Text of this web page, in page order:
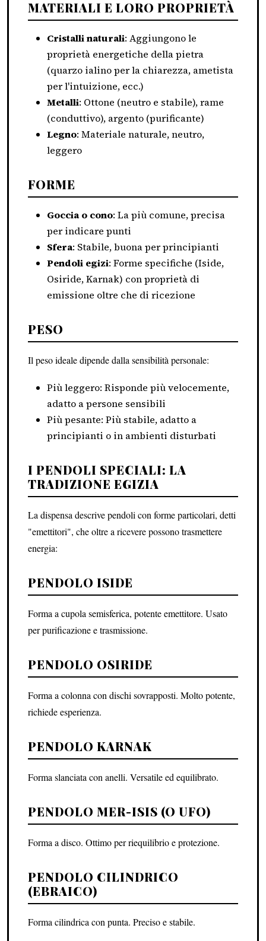
MATERIALI E LORO PROPRIETÀ
Cristalli naturali: Aggiungono le
proprietà energetiche della pietra
(quarzo ialino per la chiarezza, ametista
per l'intuizione, ecc.)
Metalli: Ottone (neutro e stabile), rame
(conduttivo), argento (purificante)
Legno: Materiale naturale, neutro,
leggero
FORME
Goccia o cono: La più comune, precisa
per indicare punti
Sfera: Stabile, buona per principianti
Pendoli egizi: Forme specifiche (Iside,
Osiride, Karnak) con proprietà di
emissione oltre che di ricezione
PESO
Il peso ideale dipende dalla sensibilità personale:
Più leggero: Risponde più velocemente,
adatto a persone sensibili
Più pesante: Più stabile, adatto a
principianti o in ambienti disturbati
I PENDOLI SPECIALI: LA
TRADIZIONE EGIZIA
La dispensa descrive pendoli con forme particolari, detti
"emettitori", che oltre a ricevere possono trasmettere
energia:
PENDOLO ISIDE
Forma a cupola semisferica, potente emettitore. Usato
per purificazione e trasmissione.
PENDOLO OSIRIDE
Forma a colonna con dischi sovrapposti. Molto potente,
richiede esperienza.
PENDOLO KARNAK
Forma slanciata con anelli. Versatile ed equilibrato.
PENDOLO MER-ISIS (O UFO)
Forma a disco. Ottimo per riequilibrio e protezione.
PENDOLO CILINDRICO
(EBRAICO)
Forma cilindrica con punta. Preciso e stabile.